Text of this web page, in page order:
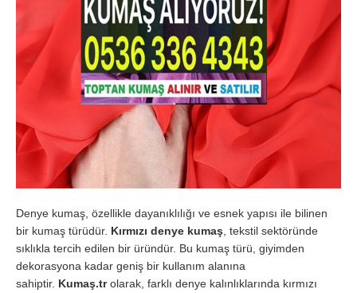
Denye kumaş, özellikle dayanıklılığı ve esnek yapısı ile bilinen
bir kumaş türüdür. Kırmızı denye kumaş , tekstil sektöründe
sıklıkla tercih edilen bir üründür. Bu kumaş türü, giyimden
dekorasyona kadar geniş bir kullanım alanına
sahiptir. Kumaş.trolarak, farklı denye kalınlıklarında kırmızı